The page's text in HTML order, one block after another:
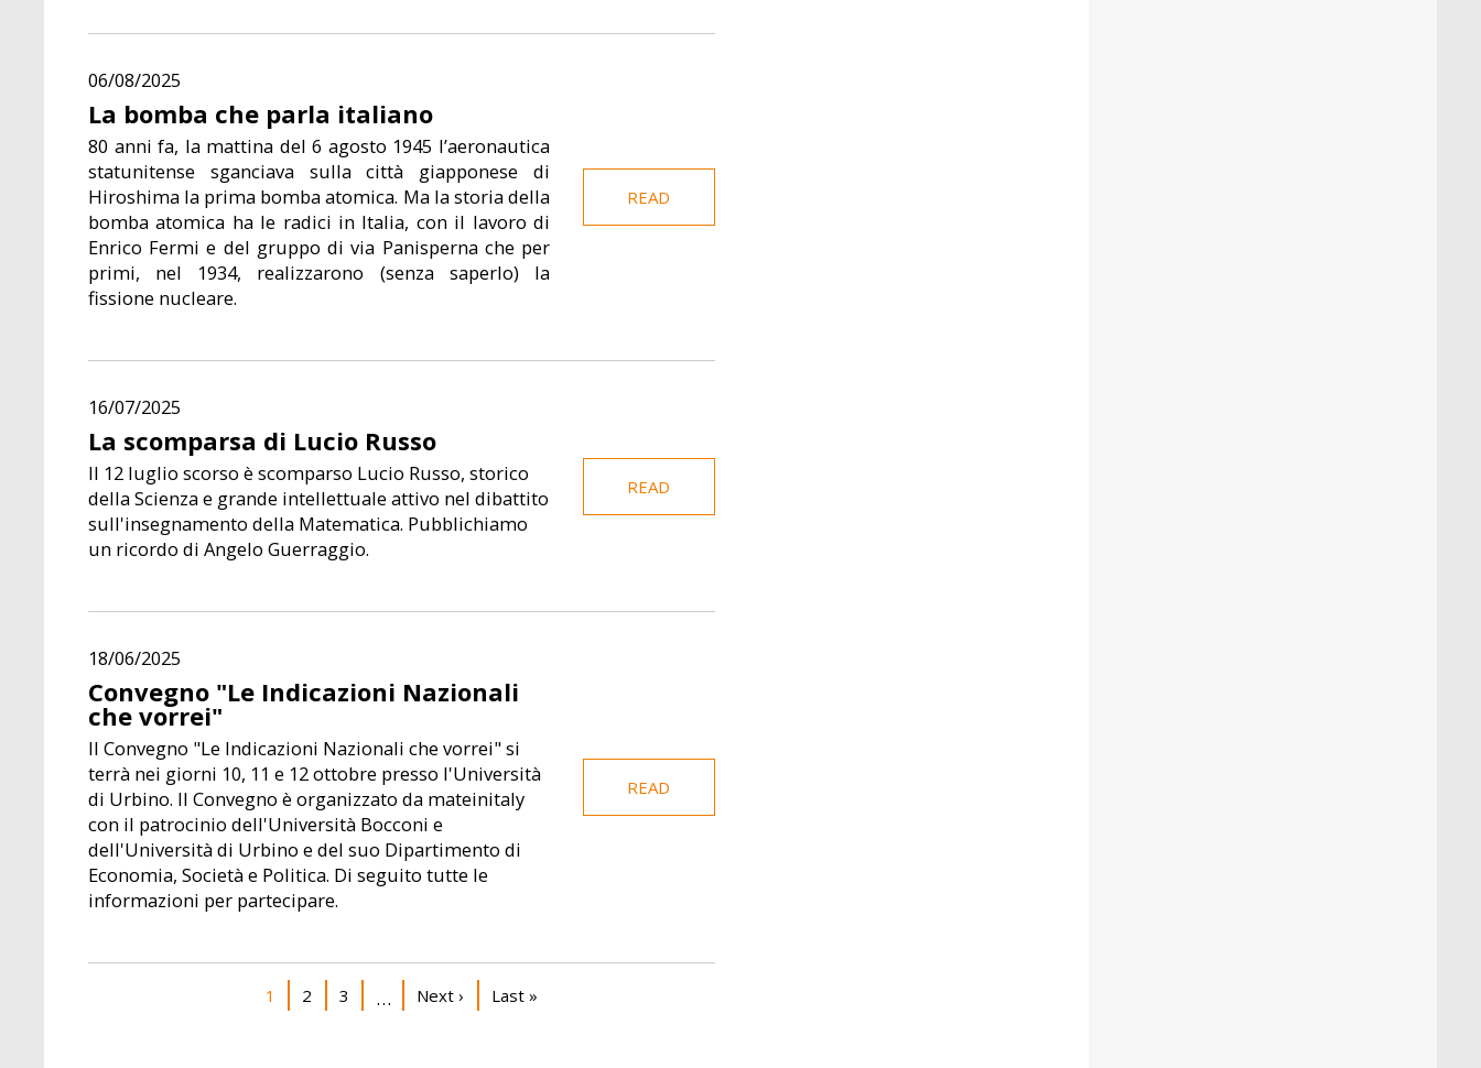
06/08/2025
La bomba che parla italiano
80 anni fa, la mattina del 6 agosto 1945 l’aeronautica
statunitense sganciava sulla città giapponese di
Hiroshima la prima bomba atomica. Ma la storia della
bomba atomica ha le radici in Italia, con il lavoro di
Enrico Fermi e del gruppo di via Panisperna che per
primi, nel 1934, realizzarono (senza saperlo) la
fissione nucleare.
READ
16/07/2025
La scomparsa di Lucio Russo
Il 12 luglio scorso è scomparso Lucio Russo, storico
della Scienza e grande intellettuale attivo nel dibattito
sull'insegnamento della Matematica. Pubblichiamo
un ricordo di Angelo Guerraggio.
READ
18/06/2025
Convegno "Le Indicazioni Nazionali
che vorrei"
Il Convegno "Le Indicazioni Nazionali che vorrei" si
terrà nei giorni 10, 11 e 12 ottobre presso l'Università
di Urbino. Il Convegno è organizzato da mateinitaly
con il patrocinio dell'Università Bocconi e
dell'Università di Urbino e del suo Dipartimento di
Economia, Società e Politica. Di seguito tutte le
informazioni per partecipare.
READ
Current page
1 Page
2 Page
3 … Next page
Next › Last page
Last »